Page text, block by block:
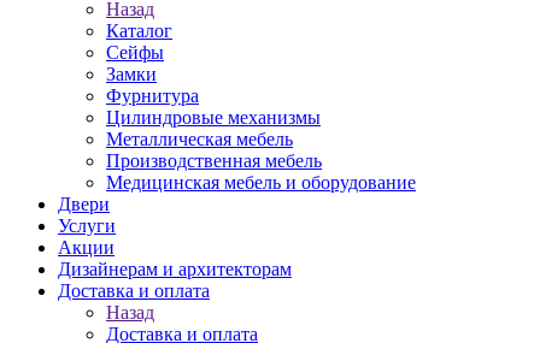
Назад
Каталог
Сейфы
Замки
Фурнитура
Цилиндровые механизмы
Металлическая мебель
Производственная мебель
Медицинская мебель и оборудование
Двери
Услуги
Акции
Дизайнерам и архитекторам
Доставка и оплата
Назад
Доставка и оплата